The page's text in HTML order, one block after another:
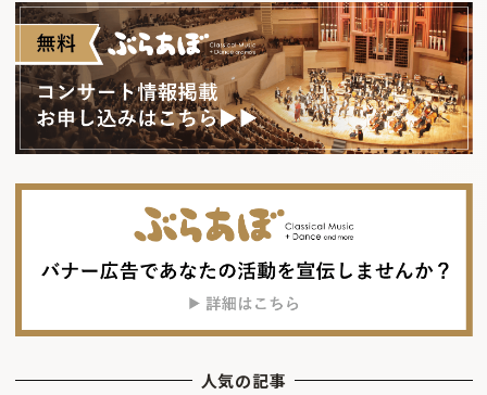
人気の記事